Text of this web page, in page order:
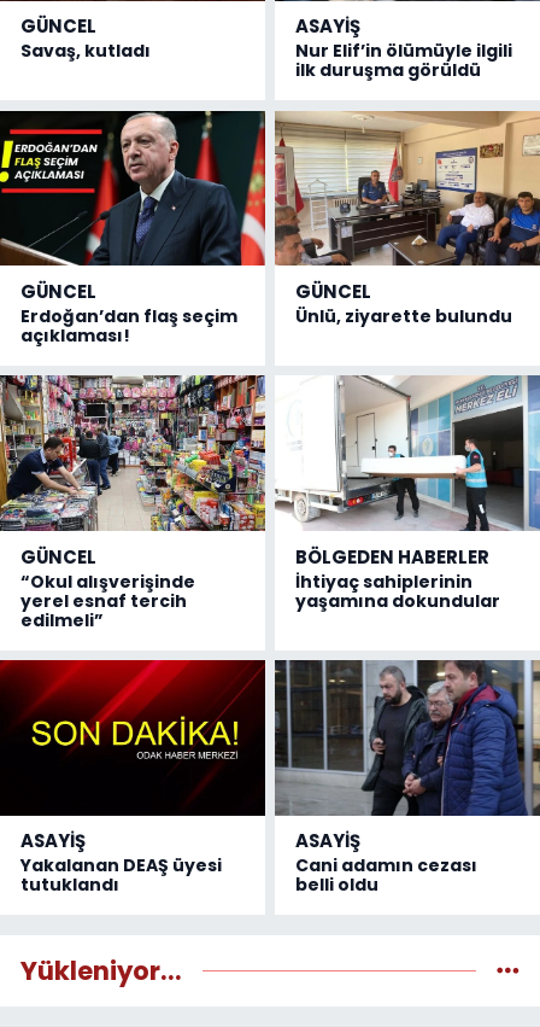
GÜNCEL
Savaş, kutladı
ASAYİŞ
Nur Elif’in ölümüyle ilgili
ilk duruşma görüldü
GÜNCEL
Erdoğan’dan flaş seçim
açıklaması!
GÜNCEL
Ünlü, ziyarette bulundu
GÜNCEL
“Okul alışverişinde
yerel esnaf tercih
edilmeli”
BÖLGEDEN HABERLER
İhtiyaç sahiplerinin
yaşamına dokundular
ASAYİŞ
Yakalanan DEAŞ üyesi
tutuklandı
ASAYİŞ
Cani adamın cezası
belli oldu
Yükleniyor...